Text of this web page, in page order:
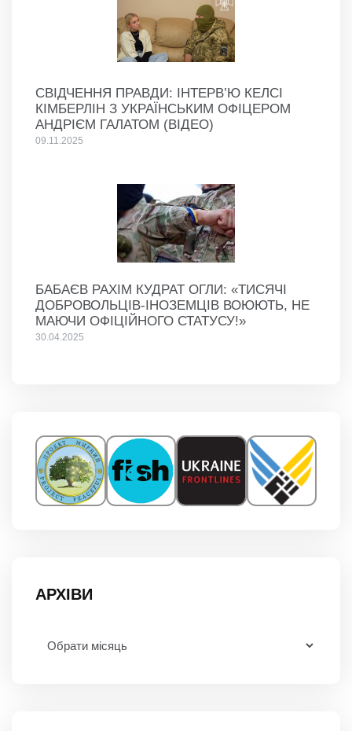
СВІДЧЕННЯ ПРАВДИ: ІНТЕРВ’Ю КЕЛСІ
КІМБЕРЛІН З УКРАЇНСЬКИМ ОФІЦЕРОМ
АНДРІЄМ ГАЛАТОМ (ВІДЕО)
09.11.2025
БАБАЄВ РАХІМ КУДРАТ ОГЛИ: «ТИСЯЧІ
ДОБРОВОЛЬЦІВ-ІНОЗЕМЦІВ ВОЮЮТЬ, НЕ
МАЮЧИ ОФІЦІЙНОГО СТАТУСУ!»
30.04.2025
АРХІВИ